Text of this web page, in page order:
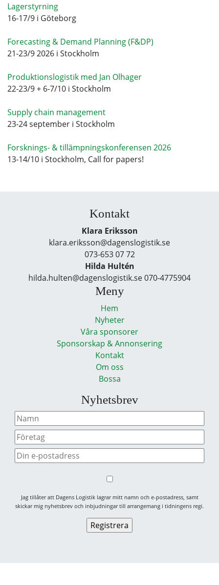
Lagerstyrning
16-17/9 i Göteborg
Forecasting & Demand Planning (F&DP)
21-23/9 2026 i Stockholm
Produktionslogistik med Jan Olhager
22-23/9 + 6-7/10 i Stockholm
Supply chain management
23-24 september i Stockholm
Forsknings- & tillämpningskonferensen 2026
13-14/10 i Stockholm, Call for papers!
Kontakt
Klara Eriksson
klara.eriksson@dagenslogistik.se
073-653 07 72
Hilda Hultén
hilda.hulten@dagenslogistik.se 070-4775904
Meny
Hem
Nyheter
Våra sponsorer
Sponsorskap & Annonsering
Kontakt
Om oss
Bossa
Nyhetsbrev
Jag tillåter att Dagens Logistik lagrar mitt namn och e-postadress, samt
skickar mig nyhetsbrev och inbjudningar till arrangemang i tidningens regi.